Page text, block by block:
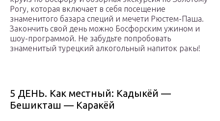
Рогу, которая включает в себя посещение
знаменитого базара специй и мечети Рюстем-Паша.
Закончить свой день можно Босфорским ужином и
шоу-программой. Не забудьте попробовать
знаменитый турецкий алкогольный напиток ракы!
5 ДЕНЬ. Как местный: Кадыкёй —
Бешикташ — Каракёй